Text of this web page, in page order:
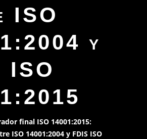
ISO
y
ISO
final ISO 14001:2015:
ISO 14001:2004 y FDIS ISO